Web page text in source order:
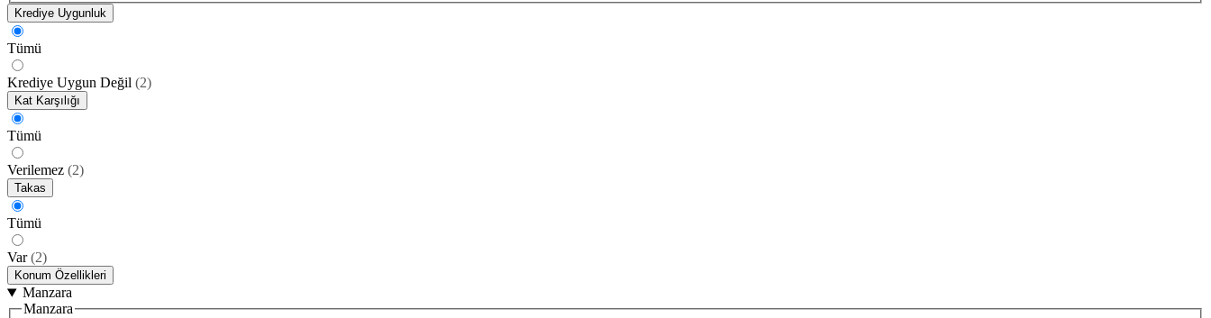
Krediye Uygunluk
Tümü
Krediye Uygun Değil (2)
Kat Karşılığı
Tümü
Verilemez (2)
Takas
Tümü
Var (2)
Konum Özellikleri
Manzara
Manzara